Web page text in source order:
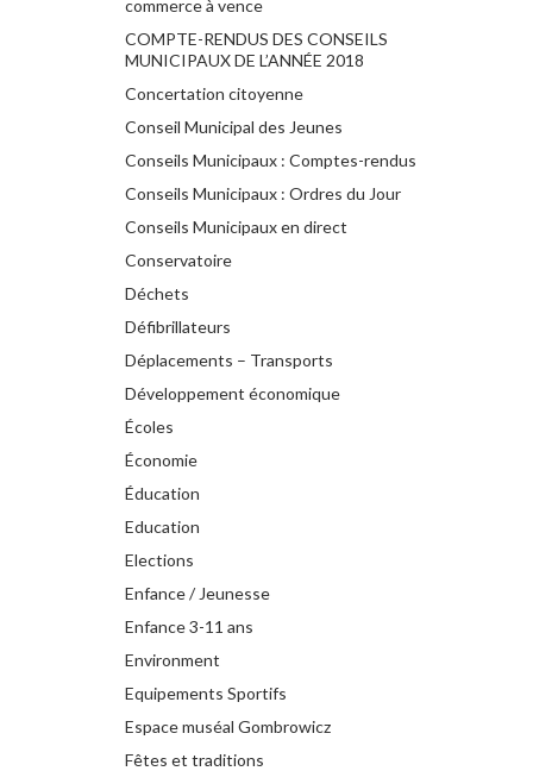
commerce à vence
COMPTE-RENDUS DES CONSEILS
MUNICIPAUX DE L’ANNÉE 2018
Concertation citoyenne
Conseil Municipal des Jeunes
Conseils Municipaux : Comptes-rendus
Conseils Municipaux : Ordres du Jour
Conseils Municipaux en direct
Conservatoire
Déchets
Défibrillateurs
Déplacements – Transports
Développement économique
Écoles
Économie
Éducation
Education
Elections
Enfance / Jeunesse
Enfance 3-11 ans
Environment
Equipements Sportifs
Espace muséal Gombrowicz
Fêtes et traditions